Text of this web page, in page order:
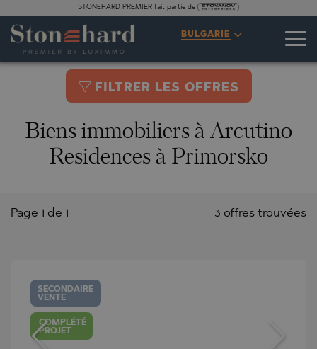
STONEHARD PREMIER fait partie de
BULGARIE
FILTRER LES OFFRES
Biens immobiliers à Arcutino
Residences à Primorsko
3 offres trouvées
Page 1 de 1
SECONDAIRE
VENTE
COMPLÉTÉ
PROJET